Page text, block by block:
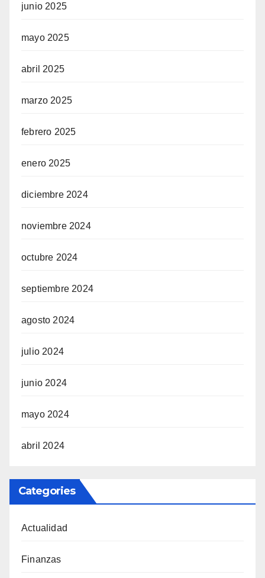
junio 2025
mayo 2025
abril 2025
marzo 2025
febrero 2025
enero 2025
diciembre 2024
noviembre 2024
octubre 2024
septiembre 2024
agosto 2024
julio 2024
junio 2024
mayo 2024
abril 2024
Categories
Actualidad
Finanzas